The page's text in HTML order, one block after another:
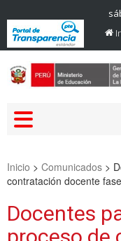
Inicio > Comunicados >
contratación docente
Docentes